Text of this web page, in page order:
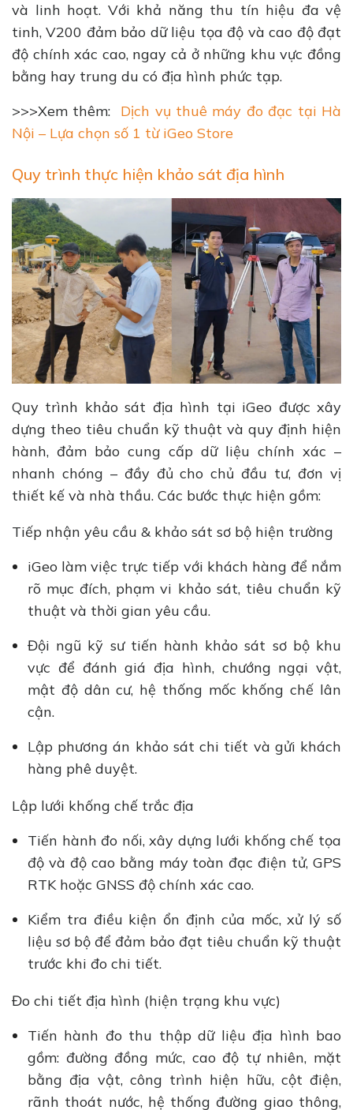
và linh hoạt. Với khả năng thu tín hiệu đa vệ
tinh, V200 đảm bảo dữ liệu tọa độ và cao độ đạt
độ chính xác cao, ngay cả ở những khu vực đồng
bằng hay trung du có địa hình phức tạp.
>>>Xem thêm: Dịch vụ thuê máy đo đạc tại Hà
Nội – Lựa chọn số 1 từ iGeo Store
Quy trình thực hiện khảo sát địa hình
Quy trình khảo sát địa hình tại iGeo được xây
dựng theo tiêu chuẩn kỹ thuật và quy định hiện
hành, đảm bảo cung cấp dữ liệu chính xác –
nhanh chóng – đầy đủ cho chủ đầu tư, đơn vị
thiết kế và nhà thầu. Các bước thực hiện gồm:
Tiếp nhận yêu cầu & khảo sát sơ bộ hiện trường
iGeo làm việc trực tiếp với khách hàng để nắm
rõ mục đích, phạm vi khảo sát, tiêu chuẩn kỹ
thuật và thời gian yêu cầu.
Đội ngũ kỹ sư tiến hành khảo sát sơ bộ khu
vực để đánh giá địa hình, chướng ngại vật,
mật độ dân cư, hệ thống mốc khống chế lân
cận.
Lập phương án khảo sát chi tiết và gửi khách
hàng phê duyệt.
Lập lưới khống chế trắc địa
Tiến hành đo nối, xây dựng lưới khống chế tọa
độ và độ cao bằng máy toàn đạc điện tử, GPS
RTK hoặc GNSS độ chính xác cao.
Kiểm tra điều kiện ổn định của mốc, xử lý số
liệu sơ bộ để đảm bảo đạt tiêu chuẩn kỹ thuật
trước khi đo chi tiết.
Đo chi tiết địa hình (hiện trạng khu vực)
Tiến hành đo thu thập dữ liệu địa hình bao
gồm: đường đồng mức, cao độ tự nhiên, mặt
bằng địa vật, công trình hiện hữu, cột điện,
rãnh thoát nước, hệ thống đường giao thông,